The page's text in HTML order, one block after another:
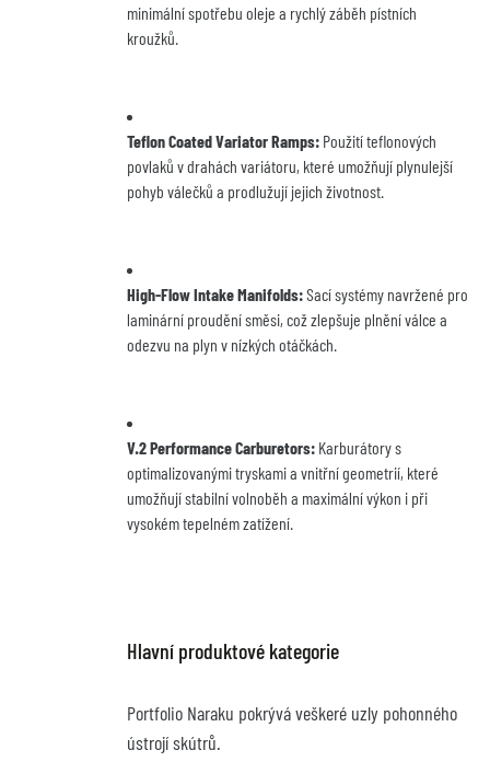
minimální spotřebu oleje a rychlý záběh pístních
kroužků.
Teflon Coated Variator Ramps: Použití teflonových
povlaků v drahách variátoru, které umožňují plynulejší
pohyb válečků a prodlužují jejich životnost.
High-Flow Intake Manifolds: Sací systémy navržené pro
laminární proudění směsi, což zlepšuje plnění válce a
odezvu na plyn v nízkých otáčkách.
V.2 Performance Carburetors: Karburátory s
optimalizovanými tryskami a vnitřní geometrií, které
umožňují stabilní volnoběh a maximální výkon i při
vysokém tepelném zatížení.
Hlavní produktové kategorie
Portfolio Naraku pokrývá veškeré uzly pohonného
ústrojí skútrů.